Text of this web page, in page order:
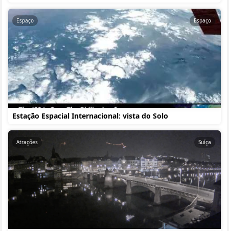
Estação Espacial Internacional: vista do Solo
Espaço Espaço
Atrações Suíça